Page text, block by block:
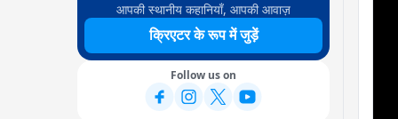
आपकी स्थानीय कहानियाँ, आपकी आवाज़
क्रिएटर के रूप में जुड़ें
Follow us on